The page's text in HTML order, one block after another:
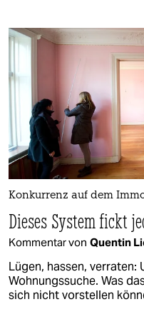
Konkurrenz auf dem
Dieses System fickt
Kommentar von Quentin
Lügen, hassen, verraten:
Wohnungssuche. Was
sich nicht vorstellen